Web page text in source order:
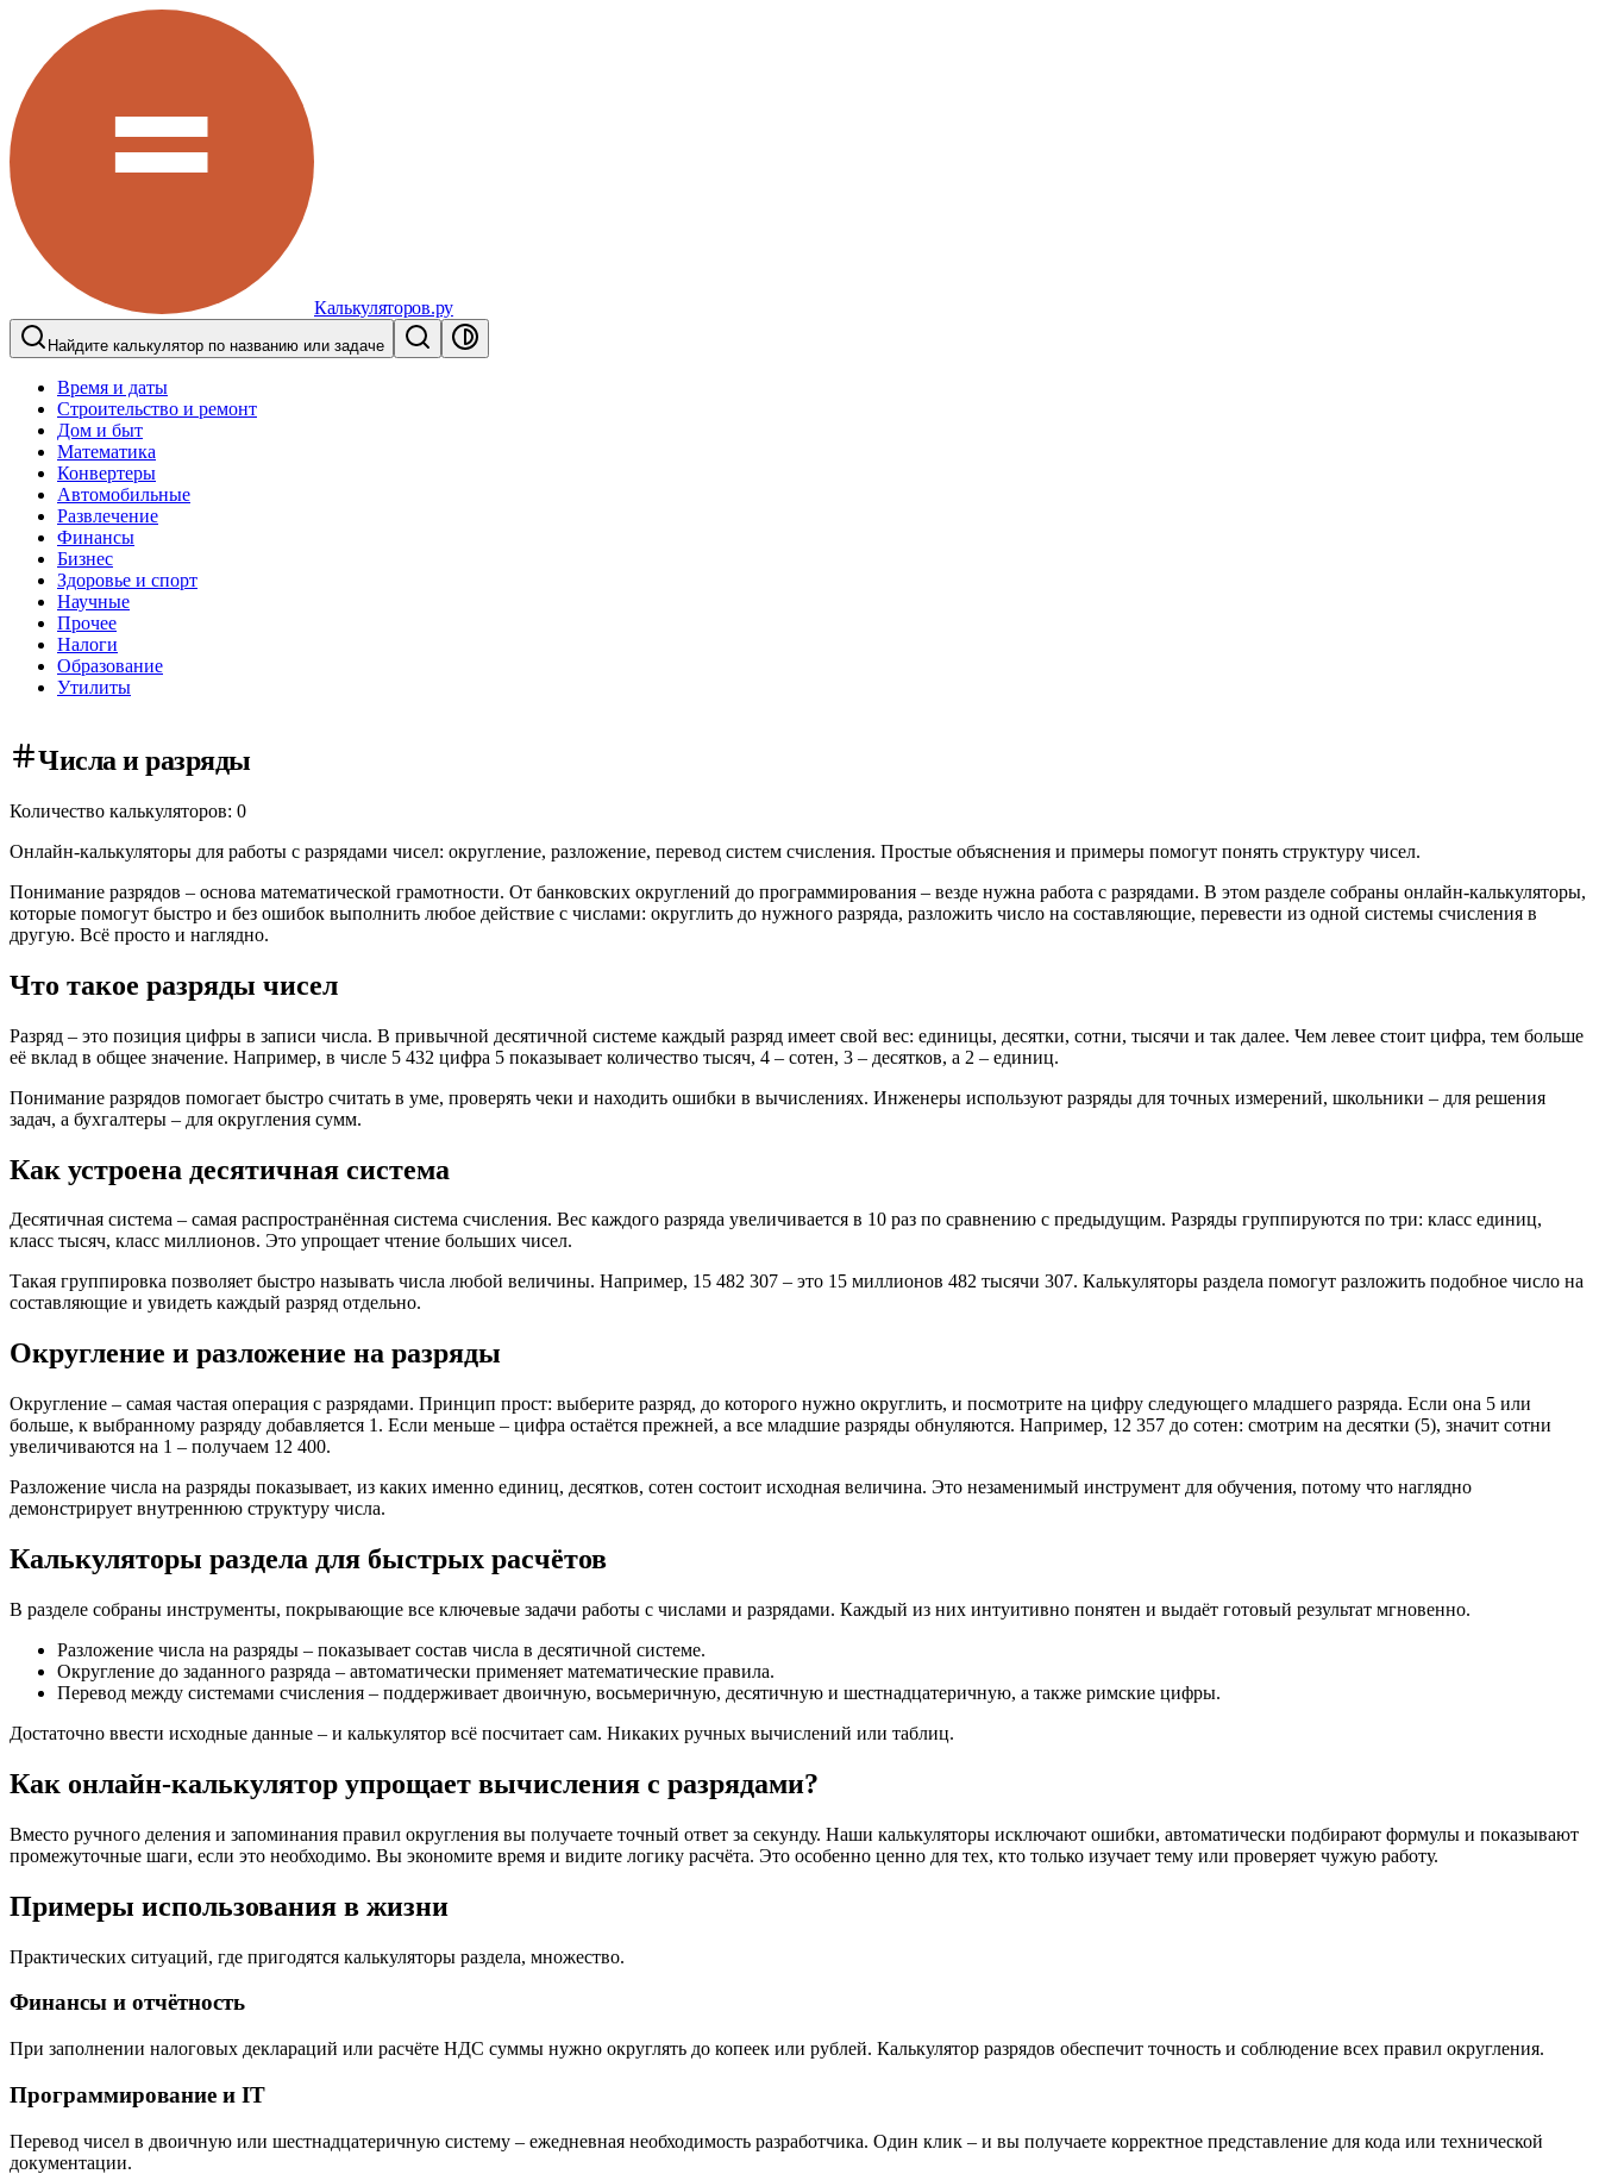
Калькуляторов.ру
Найдите калькулятор по названию или задаче
Время и даты
Строительство и ремонт
Дом и быт
Математика
Конвертеры
Автомобильные
Развлечение
Финансы
Бизнес
Здоровье и спорт
Научные
Прочее
Налоги
Образование
Утилиты
Числа и разряды
Количество калькуляторов: 0
Онлайн-калькуляторы для работы с разрядами чисел: округление, разложение, перевод систем счисления. Простые объяснения и примеры помогут понять структуру чисел.
Понимание разрядов – основа математической грамотности. От банковских округлений до программирования – везде нужна работа с разрядами. В этом разделе собраны онлайн-калькуляторы,
которые помогут быстро и без ошибок выполнить любое действие с числами: округлить до нужного разряда, разложить число на составляющие, перевести из одной системы счисления в
другую. Всё просто и наглядно.
Что такое разряды чисел
Разряд – это позиция цифры в записи числа. В привычной десятичной системе каждый разряд имеет свой вес: единицы, десятки, сотни, тысячи и так далее. Чем левее стоит цифра, тем больше
её вклад в общее значение. Например, в числе 5 432 цифра 5 показывает количество тысяч, 4 – сотен, 3 – десятков, а 2 – единиц.
Понимание разрядов помогает быстро считать в уме, проверять чеки и находить ошибки в вычислениях. Инженеры используют разряды для точных измерений, школьники – для решения
задач, а бухгалтеры – для округления сумм.
Как устроена десятичная система
Десятичная система – самая распространённая система счисления. Вес каждого разряда увеличивается в 10 раз по сравнению с предыдущим. Разряды группируются по три: класс единиц,
класс тысяч, класс миллионов. Это упрощает чтение больших чисел.
Такая группировка позволяет быстро называть числа любой величины. Например, 15 482 307 – это 15 миллионов 482 тысячи 307. Калькуляторы раздела помогут разложить подобное число на
составляющие и увидеть каждый разряд отдельно.
Округление и разложение на разряды
Округление – самая частая операция с разрядами. Принцип прост: выберите разряд, до которого нужно округлить, и посмотрите на цифру следующего младшего разряда. Если она 5 или
больше, к выбранному разряду добавляется 1. Если меньше – цифра остаётся прежней, а все младшие разряды обнуляются. Например, 12 357 до сотен: смотрим на десятки (5), значит сотни
увеличиваются на 1 – получаем 12 400.
Разложение числа на разряды показывает, из каких именно единиц, десятков, сотен состоит исходная величина. Это незаменимый инструмент для обучения, потому что наглядно
демонстрирует внутреннюю структуру числа.
Калькуляторы раздела для быстрых расчётов
В разделе собраны инструменты, покрывающие все ключевые задачи работы с числами и разрядами. Каждый из них интуитивно понятен и выдаёт готовый результат мгновенно.
Разложение числа на разряды – показывает состав числа в десятичной системе.
Округление до заданного разряда – автоматически применяет математические правила.
Перевод между системами счисления – поддерживает двоичную, восьмеричную, десятичную и шестнадцатеричную, а также римские цифры.
Достаточно ввести исходные данные – и калькулятор всё посчитает сам. Никаких ручных вычислений или таблиц.
Как онлайн-калькулятор упрощает вычисления с разрядами?
Вместо ручного деления и запоминания правил округления вы получаете точный ответ за секунду. Наши калькуляторы исключают ошибки, автоматически подбирают формулы и показывают
промежуточные шаги, если это необходимо. Вы экономите время и видите логику расчёта. Это особенно ценно для тех, кто только изучает тему или проверяет чужую работу.
Примеры использования в жизни
Практических ситуаций, где пригодятся калькуляторы раздела, множество.
Финансы и отчётность
При заполнении налоговых деклараций или расчёте НДС суммы нужно округлять до копеек или рублей. Калькулятор разрядов обеспечит точность и соблюдение всех правил округления.
Программирование и IT
Перевод чисел в двоичную или шестнадцатеричную систему – ежедневная необходимость разработчика. Один клик – и вы получаете корректное представление для кода или технической
документации.